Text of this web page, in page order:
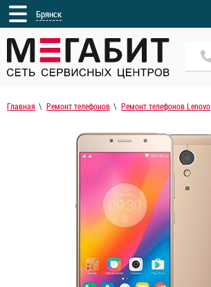
Брянск
Главная Ремонт телефонов Ремонт телефонов Lenovo